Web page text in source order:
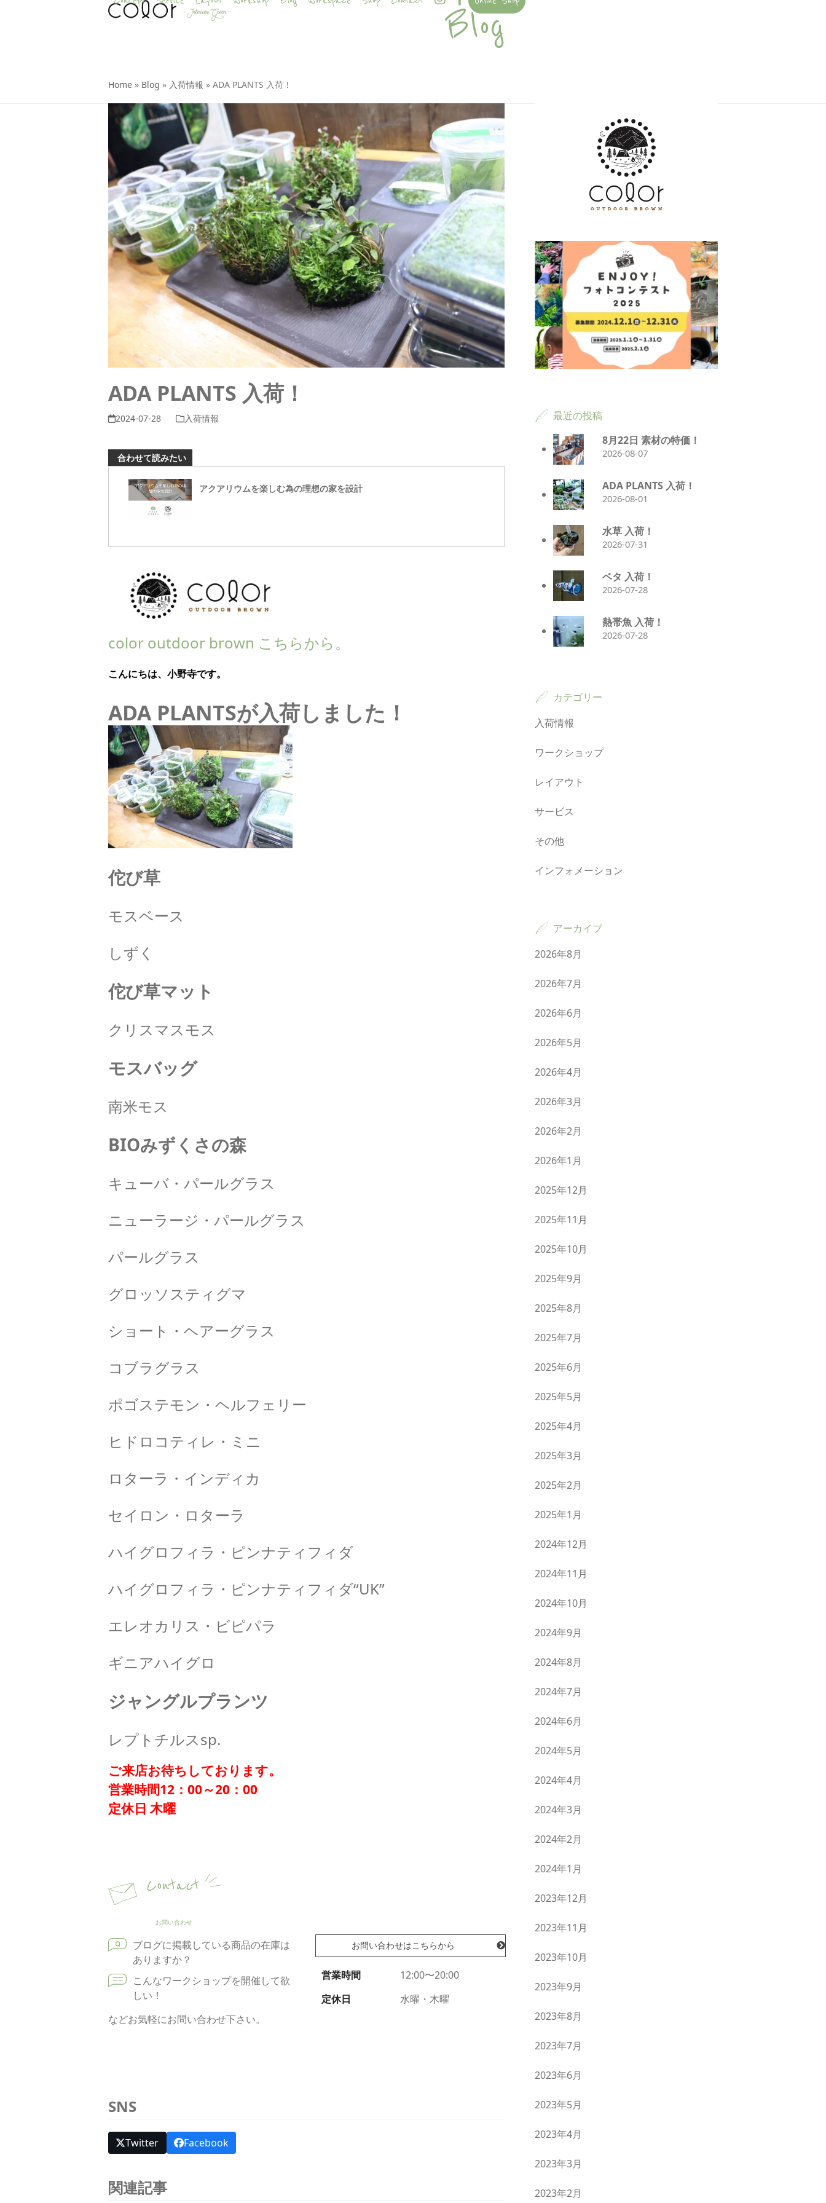
Blog
Home » Blog » 入荷情報 » ADA PLANTS 入荷！
ADA PLANTS 入荷！
2024-07-28 入荷情報
合わせて読みたい
アクアリウムを楽しむ為の理想の家を設計
color outdoor brown こちらから。
こんにちは、小野寺です。
ADA PLANTSが入荷しました！
佗び草
モスベース
しずく
佗び草マット
クリスマスモス
モスバッグ
南米モス
BIOみずくさの森
キューバ・パールグラス
ニューラージ・パールグラス
パールグラス
グロッソスティグマ
ショート・ヘアーグラス
コブラグラス
ポゴステモン・ヘルフェリー
ヒドロコティレ・ミニ
ロターラ・インディカ
セイロン・ロターラ
ハイグロフィラ・ピンナティフィダ
ハイグロフィラ・ピンナティフィダ“UK”
エレオカリス・ビピパラ
ギニアハイグロ
ジャングルプランツ
レプトチルスsp.
ご来店お待ちしております。
営業時間12：00～20：00
定休日 木曜
Contact
お問い合わせ
ブログに掲載している商品の在庫は
ありますか？
こんなワークショップを開催して欲
しい！
などお気軽にお問い合わせ下さい。
お問い合わせはこちらから
営業時間
12:00〜20:00
定休日
水曜・木曜
SNS
Twitter Facebook
関連記事
最近の投稿
8月22日 素材の特価！
2026-08-07
ADA PLANTS 入荷！
2026-08-01
水草 入荷！
2026-07-31
ベタ 入荷！
2026-07-28
熱帯魚 入荷！
2026-07-28
カテゴリー
入荷情報
ワークショップ
レイアウト
サービス
その他
インフォメーション
アーカイブ
2026年8月
2026年7月
2026年6月
2026年5月
2026年4月
2026年3月
2026年2月
2026年1月
2025年12月
2025年11月
2025年10月
2025年9月
2025年8月
2025年7月
2025年6月
2025年5月
2025年4月
2025年3月
2025年2月
2025年1月
2024年12月
2024年11月
2024年10月
2024年9月
2024年8月
2024年7月
2024年6月
2024年5月
2024年4月
2024年3月
2024年2月
2024年1月
2023年12月
2023年11月
2023年10月
2023年9月
2023年8月
2023年7月
2023年6月
2023年5月
2023年4月
2023年3月
2023年2月